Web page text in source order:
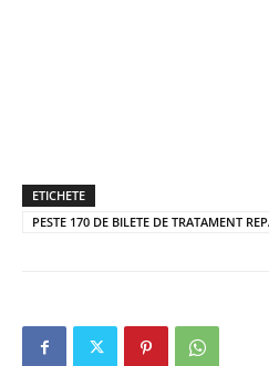
ETICHETE
PESTE 170 DE BILETE DE TRATAMENT